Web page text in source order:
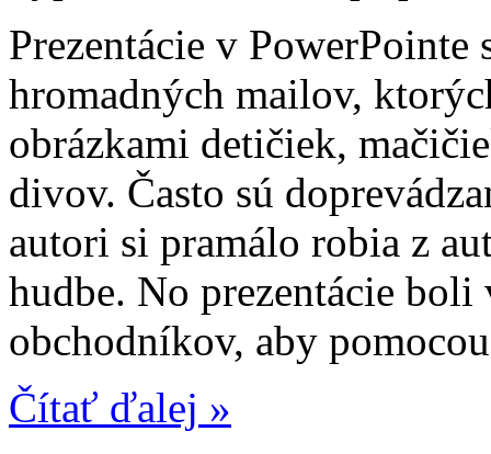
Prezentácie v
hromadných mailov,
obrázkami detičiek,
divov. Často sú
autori si pramálo robia z
hudbe. No prezentácie
obchodníkov, aby
Čítať ďalej »